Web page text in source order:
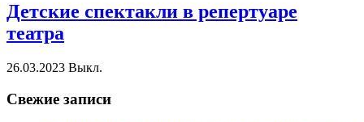
Детские спектакли в репертуаре
театра
26.03.2023 Выкл.
Свежие записи